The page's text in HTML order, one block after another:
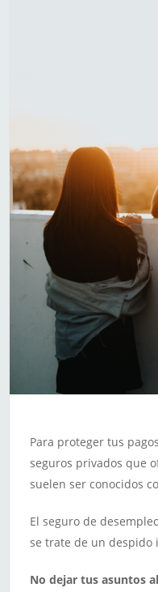
Para proteger tus
seguros privados que
suelen ser conocidos
El seguro de
se trate de un despido
No dejar tus asuntos